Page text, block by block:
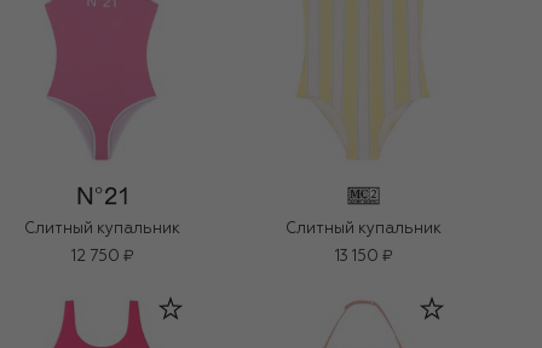
Слитный купальник
12 750 ₽
Слитный купальник
13 150 ₽